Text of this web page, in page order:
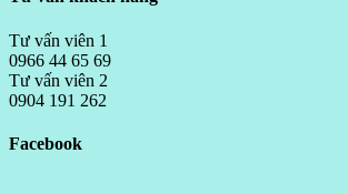
Tư vấn viên 1
0966 44 65 69
Tư vấn viên 2
0904 191 262
Facebook